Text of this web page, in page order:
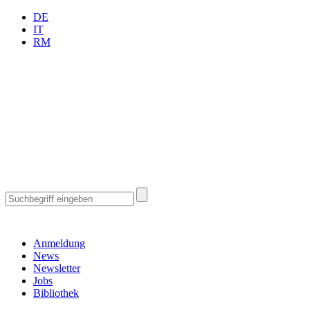
DE
IT
RM
Anmeldung
News
Newsletter
Jobs
Bibliothek